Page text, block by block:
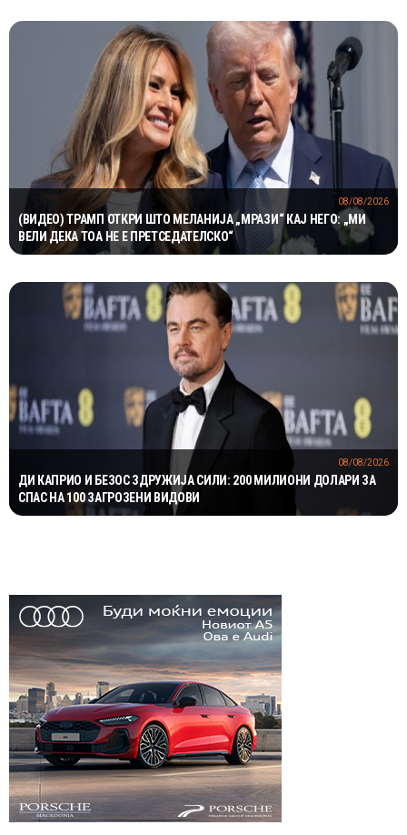
(ВИДЕО) ТРАМП ОТКРИ ШТО МЕЛАНИЈА „МРАЗИ“ КАЈ НЕГО: „МИ
ВЕЛИ ДЕКА ТОА НЕ Е ПРЕТСЕДАТЕЛСКО“
08/08/2026
ДИ КАПРИО И БЕЗОС ЗДРУЖИЈА СИЛИ: 200 МИЛИОНИ ДОЛАРИ ЗА
СПАС НА 100 ЗАГРОЗЕНИ ВИДОВИ
08/08/2026